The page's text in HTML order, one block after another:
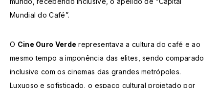
Mundial do Café”.
O Cine Ouro Verde representava a cultura do café e ao
mesmo tempo a imponência das elites, sendo comparado
inclusive com os cinemas das grandes metrópoles.
Luxuoso e sofisticado, o espaço cultural projetado por